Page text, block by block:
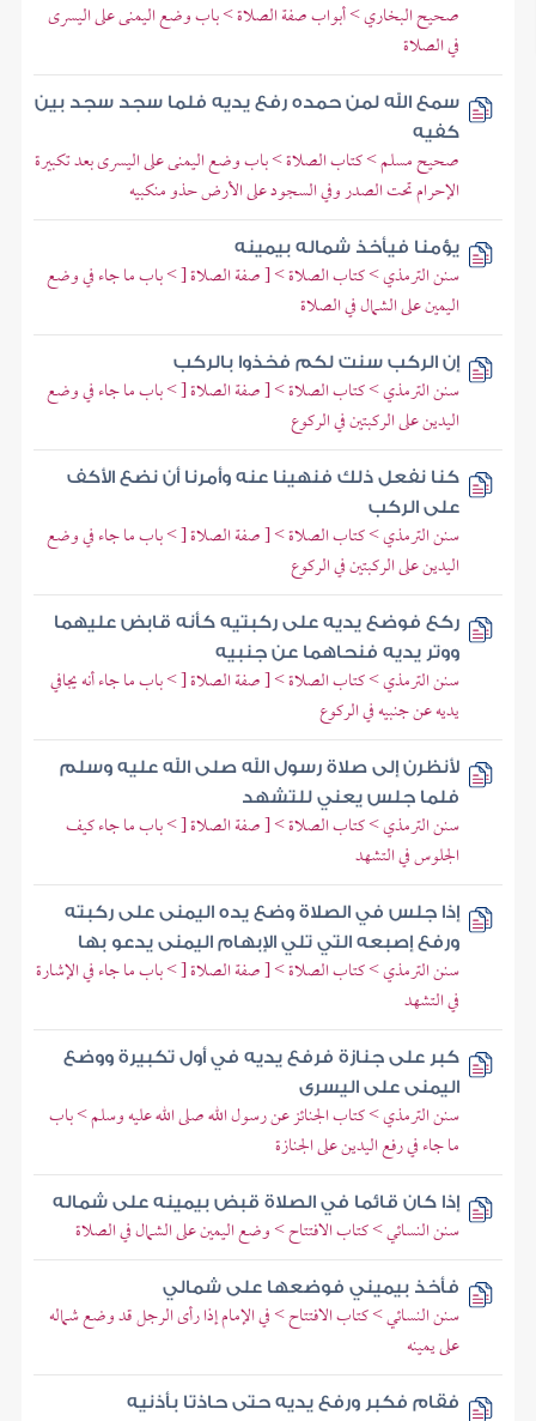
صحيح البخاري > أبواب صفة الصلاة > باب وضع اليمنى على اليسرى
في الصلاة
سمع الله لمن حمده رفع يديه فلما سجد سجد بين
كفيه
صحيح مسلم > كتاب الصلاة > باب وضع اليمنى على اليسرى بعد تكبيرة
الإحرام تحت الصدر وفي السجود على الأرض حذو منكبيه
يؤمنا فيأخذ شماله بيمينه
سنن الترمذي > كتاب الصلاة > [ صفة الصلاة [ > باب ما جاء في وضع
اليمين على الشمال في الصلاة
إن الركب سنت لكم فخذوا بالركب
سنن الترمذي > كتاب الصلاة > [ صفة الصلاة [ > باب ما جاء في وضع
اليدين على الركبتين في الركوع
كنا نفعل ذلك فنهينا عنه وأمرنا أن نضع الأكف
على الركب
سنن الترمذي > كتاب الصلاة > [ صفة الصلاة [ > باب ما جاء في وضع
اليدين على الركبتين في الركوع
ركع فوضع يديه على ركبتيه كأنه قابض عليهما
ووتر يديه فنحاهما عن جنبيه
سنن الترمذي > كتاب الصلاة > [ صفة الصلاة [ > باب ما جاء أنه يجافي
يديه عن جنبيه في الركوع
لأنظرن إلى صلاة رسول الله صلى الله عليه وسلم
فلما جلس يعني للتشهد
سنن الترمذي > كتاب الصلاة > [ صفة الصلاة [ > باب ما جاء كيف
الجلوس في التشهد
إذا جلس في الصلاة وضع يده اليمنى على ركبته
ورفع إصبعه التي تلي الإبهام اليمنى يدعو بها
سنن الترمذي > كتاب الصلاة > [ صفة الصلاة [ > باب ما جاء في الإشارة
في التشهد
كبر على جنازة فرفع يديه في أول تكبيرة ووضع
اليمنى على اليسرى
سنن الترمذي > كتاب الجنائز عن رسول الله صلى الله عليه وسلم > باب
ما جاء في رفع اليدين على الجنازة
إذا كان قائما في الصلاة قبض بيمينه على شماله
سنن النسائي > كتاب الافتتاح > وضع اليمين على الشمال في الصلاة
فأخذ بيميني فوضعها على شمالي
سنن النسائي > كتاب الافتتاح > في الإمام إذا رأى الرجل قد وضع شماله
على يمينه
فقام فكبر ورفع يديه حتى حاذتا بأذنيه